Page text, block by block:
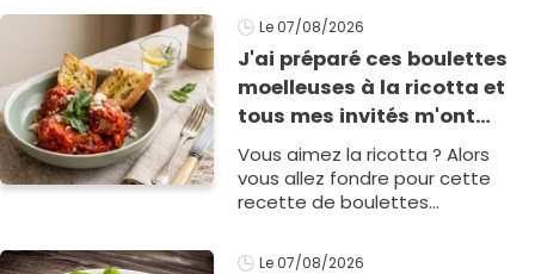
allée récemment pour arpenter
les1Le 07/08/2026
J'ai préparé ces boulettes
moelleuses à la ricotta et
tous mes invités m'ont
supplié d'avoir la recette !
Vous aimez la ricotta ? Alors
vous allez fondre pour cette
recette de boulettes
Le 07/08/2026